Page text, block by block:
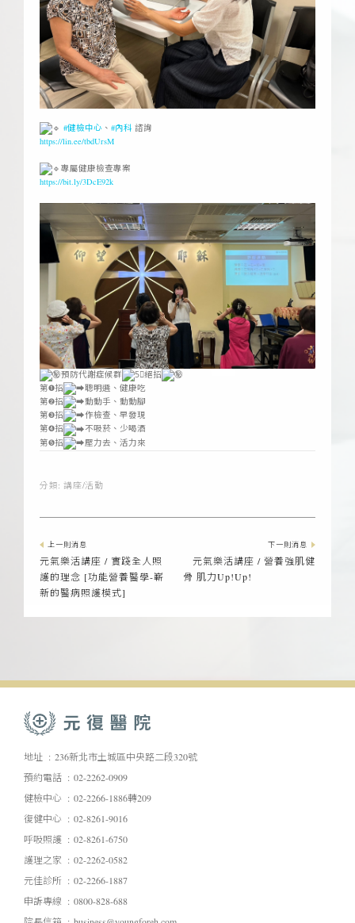
#健檢中心 、 #內科 諮詢
https://lin.ee/tbdUrsM
專屬健康檢查專案
https://bit.ly/3DcE92k
預防代謝症候群
絕招
第➊招
聰明選、健康吃
第➋招
動動手、動動腳
第➌招
作檢查、早發現
第➍招
不吸菸、少喝酒
第➎招
壓力去、活力來
分類:講座/活動
上一則消息
元氣樂活講座 / 實踐全⼈照
護的理念 [功能營養醫學-嶄
新的醫病照護模式]
下一則消息
元氣樂活講座 / 營養強肌健
骨 肌力Up!Up!
地址
236新北市土城區中央路二段320號
預約電話
02-2262-0909
健檢中心
02-2266-1886轉209
復健中心
02-8261-9016
呼吸照護
02-8261-6750
護理之家
02-2262-0582
元佳診所
02-2266-1887
申訴專線
0800-828-688